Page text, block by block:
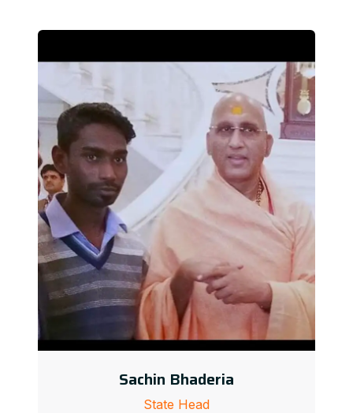
Sachin Bhaderia
State Head